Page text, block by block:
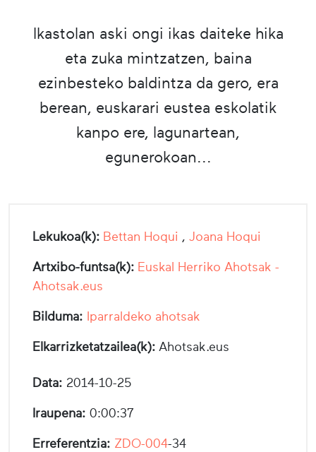
Ikastolan aski ongi ikas daiteke hika
eta zuka mintzatzen, baina
ezinbesteko baldintza da gero, era
berean, euskarari eustea eskolatik
kanpo ere, lagunartean,
egunerokoan...
Lekukoa(k): Bettan Hoqui , Joana Hoqui
Artxibo-funtsa(k): Euskal Herriko Ahotsak -
Ahotsak.eus
Bilduma: Iparraldeko ahotsak
Elkarrizketatzailea(k): Ahotsak.eus
Data: 2014-10-25
Iraupena: 0:00:37
Erreferentzia: ZDO-004-34